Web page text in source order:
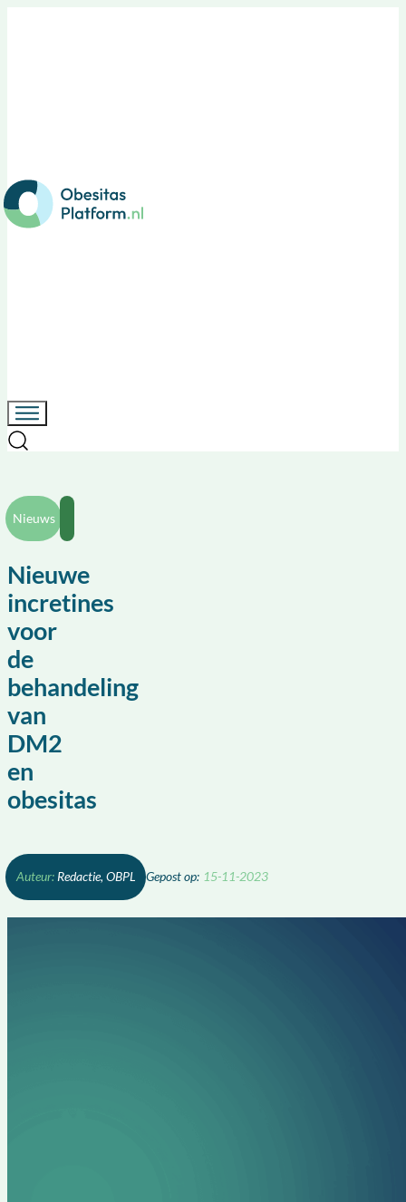
Nieuws
Nieuwe
incretines
voor
de
behandeling
van
DM2
en
obesitas
Redactie, OBPL 15-11-2023